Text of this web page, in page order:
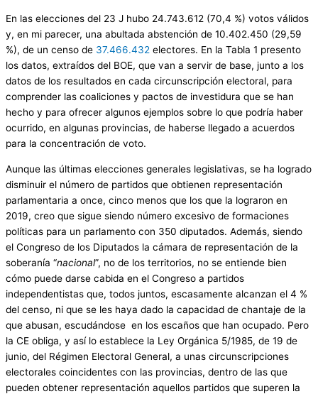
En las elecciones del 23 J hubo 24.743.612 (70,4 %) votos válidos
y, en mi parecer, una abultada abstención de 10.402.450 (29,59
%), de un censo de 37.466.432 electores. En la Tabla 1 presento
los datos, extraídos del BOE, que van a servir de base, junto a los
datos de los resultados en cada circunscripción electoral, para
comprender las coaliciones y pactos de investidura que se han
hecho y para ofrecer algunos ejemplos sobre lo que podría haber
ocurrido, en algunas provincias, de haberse llegado a acuerdos
para la concentración de voto.
Aunque las últimas elecciones generales legislativas, se ha logrado
disminuir el número de partidos que obtienen representación
parlamentaria a once, cinco menos que los que la lograron en
2019, creo que sigue siendo número excesivo de formaciones
políticas para un parlamento con 350 diputados. Además, siendo
el Congreso de los Diputados la cámara de representación de la
soberanía “nacional”, no de los territorios, no se entiende bien
cómo puede darse cabida en el Congreso a partidos
independentistas que, todos juntos, escasamente alcanzan el 4 %
del censo, ni que se les haya dado la capacidad de chantaje de la
que abusan, escudándose en los escaños que han ocupado. Pero
la CE obliga, y así lo establece la Ley Orgánica 5/1985, de 19 de
junio, del Régimen Electoral General, a unas circunscripciones
electorales coincidentes con las provincias, dentro de las que
pueden obtener representación aquellos partidos que superen la